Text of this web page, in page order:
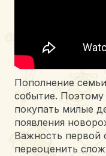
Пополнение
событие.
покупать милые
появления
Важность
переоценить